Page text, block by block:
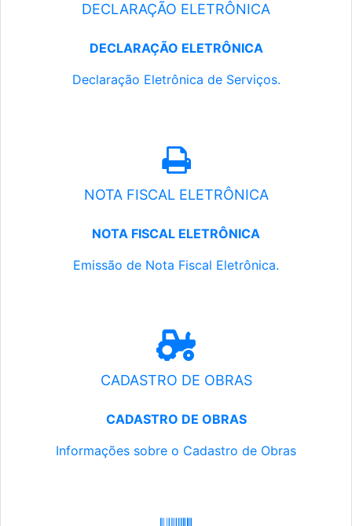
DECLARAÇÃO ELETRÔNICA
DECLARAÇÃO ELETRÔNICA
Declaração Eletrônica de Serviços.
NOTA FISCAL ELETRÔNICA
NOTA FISCAL ELETRÔNICA
Emissão de Nota Fiscal Eletrônica.
CADASTRO DE OBRAS
CADASTRO DE OBRAS
Informações sobre o Cadastro de Obras